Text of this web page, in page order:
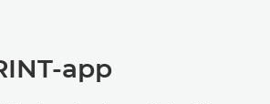
app